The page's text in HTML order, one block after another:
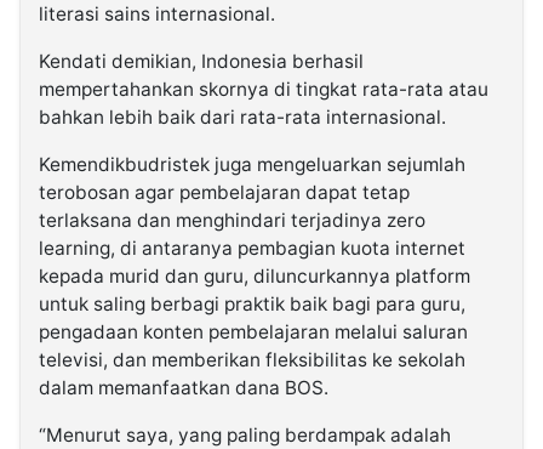
literasi sains internasional.
Kendati demikian, Indonesia berhasil
mempertahankan skornya di tingkat rata-rata atau
bahkan lebih baik dari rata-rata internasional.
Kemendikbudristek juga mengeluarkan sejumlah
terobosan agar pembelajaran dapat tetap
terlaksana dan menghindari terjadinya zero
learning, di antaranya pembagian kuota internet
kepada murid dan guru, diluncurkannya platform
untuk saling berbagi praktik baik bagi para guru,
pengadaan konten pembelajaran melalui saluran
televisi, dan memberikan fleksibilitas ke sekolah
dalam memanfaatkan dana BOS.
“Menurut saya, yang paling berdampak adalah